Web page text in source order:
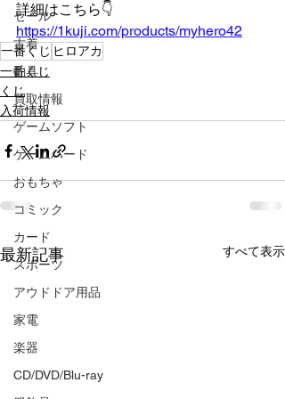
セール
古着
釣具
買取情報
ゲームソフト
ゲームハード
おもちゃ
コミック
カード
スポーツ
アウドドア用品
家電
楽器
CD/DVD/Blu-ray
詳細はこちら👇️
https://1kuji.com/products/myhero42
一番くじ ヒロアカ
一番くじ
くじ
入荷情報
最新記事 すべて表示